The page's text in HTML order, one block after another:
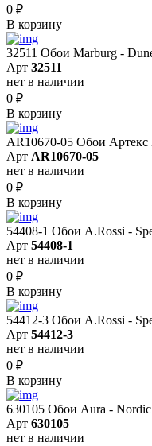
0 ₽
В корзину
32511 Обои Marburg -
Арт 32511
нет в наличии
0 ₽
В корзину
AR10670-05 Обои Артекс
Арт AR10670-05
нет в наличии
0 ₽
В корзину
54408-1 Обои A.Rossi -
Арт 54408-1
нет в наличии
0 ₽
В корзину
54412-3 Обои A.Rossi -
Арт 54412-3
нет в наличии
0 ₽
В корзину
630105 Обои Aura -
Арт 630105
нет в наличии